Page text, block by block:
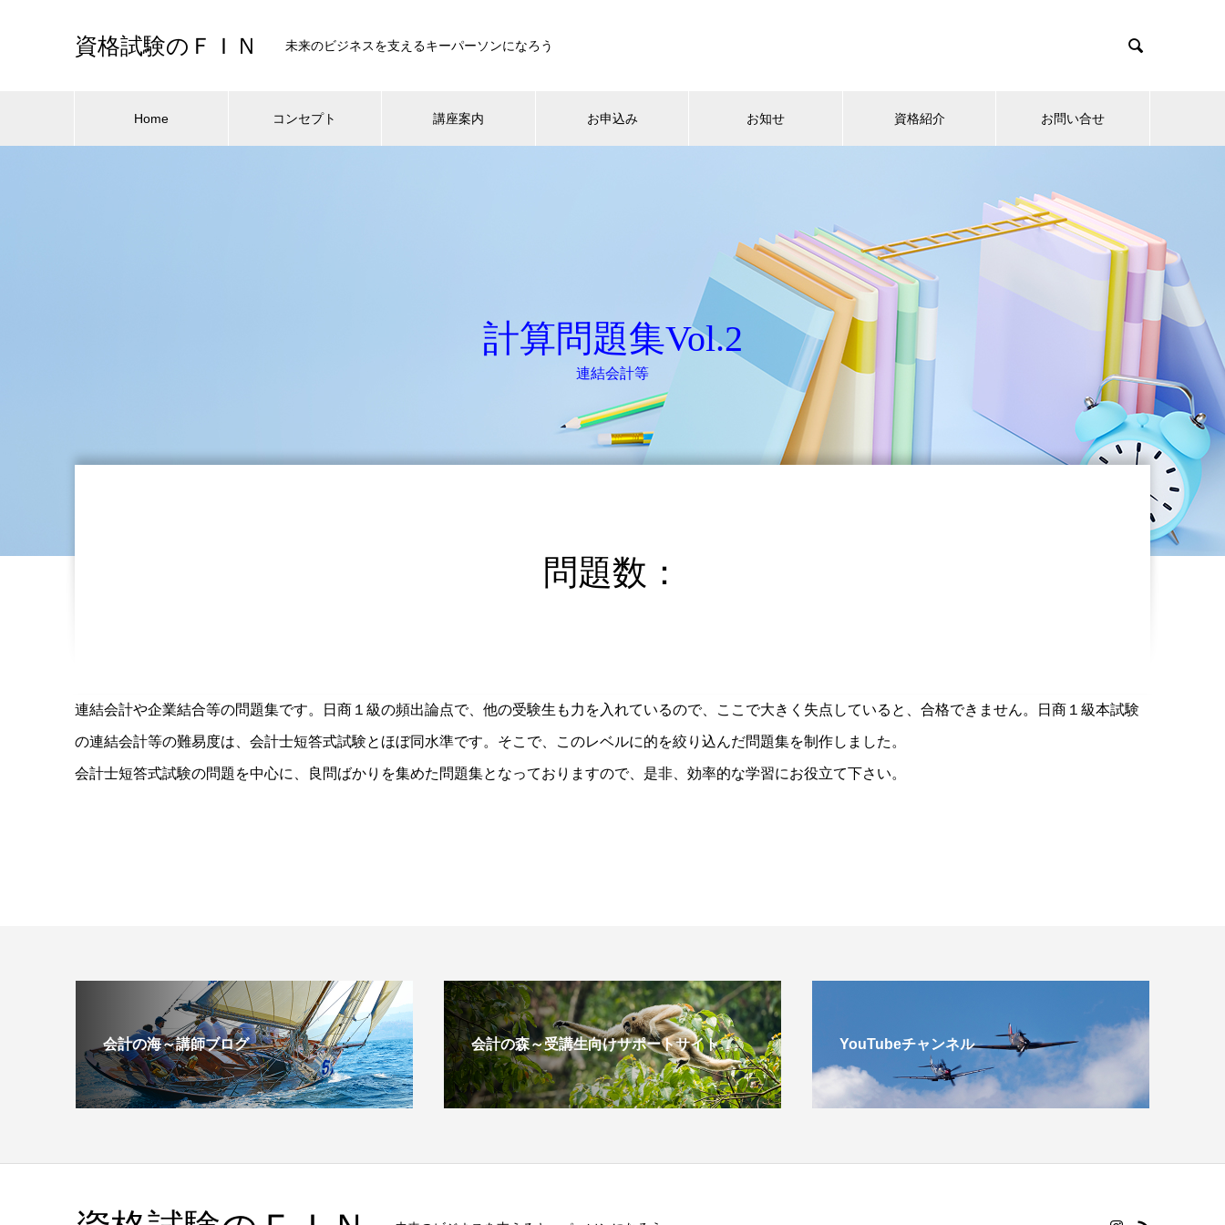
資格試験のＦＩＮ 未来のビジネスを支えるキーパーソンになろう 
Home コンセプト 講座案内 お申込み お知せ 資格紹介 お問い合せ
計算問題集Vol.2
連結会計等
問題数：
連結会計や企業結合等の問題集です。日商１級の頻出論点で、他の受験生も力を入れているので、ここで大きく失点していると、合格できません。日商１級本試験
の連結会計等の難易度は、会計士短答式試験とほぼ同水準です。そこで、このレベルに的を絞り込んだ問題集を制作しました。
会計士短答式試験の問題を中心に、良問ばかりを集めた問題集となっておりますので、是非、効率的な学習にお役立て下さい。
会計の海～講師ブログ 会計の森～受講生向けサポートサイト YouTubeチャンネル